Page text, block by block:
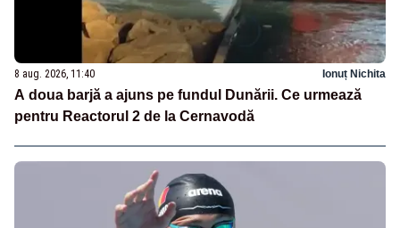
8 aug. 2026, 11:40 Ionuț Nichita
A doua barjă a ajuns pe fundul Dunării. Ce urmează
pentru Reactorul 2 de la Cernavodă